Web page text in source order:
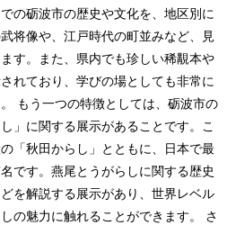
の砺波市の歴史や文化を、地区別に
将像や、江戸時代の町並みなど、見
す。また、県内でも珍しい稀覯本や
れており、学びの場としても非常に
もう一つの特徴としては、砺波市の
」に関する展示があることです。こ
「秋田からし」とともに、日本で最
です。燕尾とうがらしに関する歴史
を解説する展示があり、世界レベル
の魅力に触れることができます。 さ